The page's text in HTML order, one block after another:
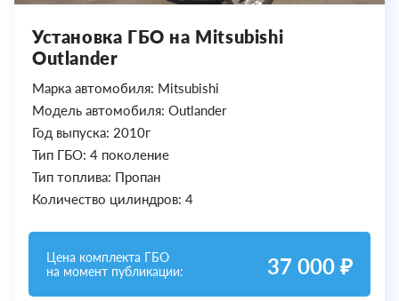
Установка ГБО на Mitsubishi
Outlander
Марка автомобиля: Mitsubishi
Модель автомобиля: Outlander
Год выпуска: 2010г
Тип ГБО: 4 поколение
Тип топлива: Пропан
Количество цилиндров: 4
Цена комплекта ГБО
на момент публикации:
37 000 ₽